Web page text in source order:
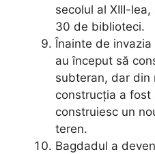
secolul al XIII-
30 de biblioteci.
Înainte de
au început să
subteran, dar din
construcția a fost
construiesc un
teren.
Bagdadul a